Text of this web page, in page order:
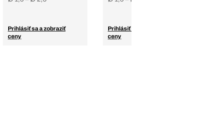
Prihlásiť sa a zobraziť
ceny
Prihlásiť sa a zobraziť
ceny